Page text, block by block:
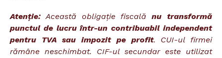
Atenție: Această obligație fiscalănu transformă
punctul de lucru într-un contribuabil independent
pentru TVA sau impozit pe profit. CUI-ul firmei
rămâne neschimbat. CIF-ul secundar este utilizat